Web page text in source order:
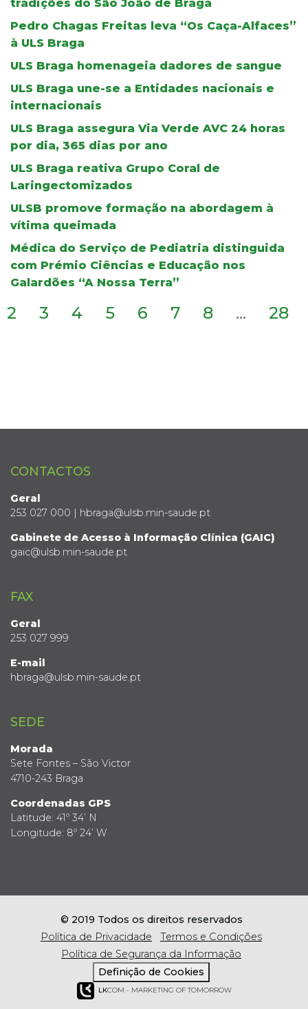
tradições do São João de Braga
Pedro Chagas Freitas leva “Os Caça-Alfaces”
à ULS Braga
ULS Braga homenageia dadores de sangue
ULS Braga une-se a Entidades nacionais e
internacionais
ULS Braga assegura Via Verde AVC 24 horas
por dia, 365 dias por ano
ULS Braga reativa Grupo Coral de
Laringectomizados
ULSB promove formação na abordagem à
vítima queimada
Médica do Serviço de Pediatria distinguida
com Prémio Ciências e Educação nos
Galardões “A Nossa Terra”
2 3 4 5 6 7 8 ... 28
CONTACTOS
Geral
253 027 000 | hbraga@ulsb.min-saude.pt
Gabinete de Acesso à Informação Clínica (GAIC)
gaic@ulsb.min-saude.pt
FAX
Geral
253 027 999
E-mail
hbraga@ulsb.min-saude.pt
SEDE
Morada
Sete Fontes – São Victor
4710-243 Braga
Coordenadas GPS
Latitude: 41º 34’ N
Longitude: 8º 24’ W
© 2019 Todos os direitos reservados
Política de Privacidade
Termos e Condições
Política de Segurança da Informação
Definição de Cookies
LKCOM - MARKETING OF TOMORROW